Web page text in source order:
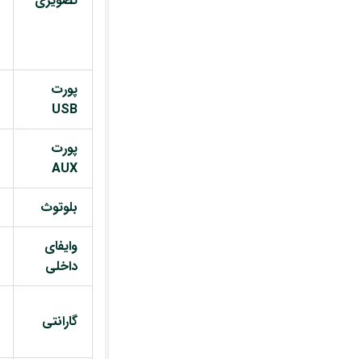
پورت
USB
پورت
AUX
بلوتوث
وایفای
داخلی
گارانتی